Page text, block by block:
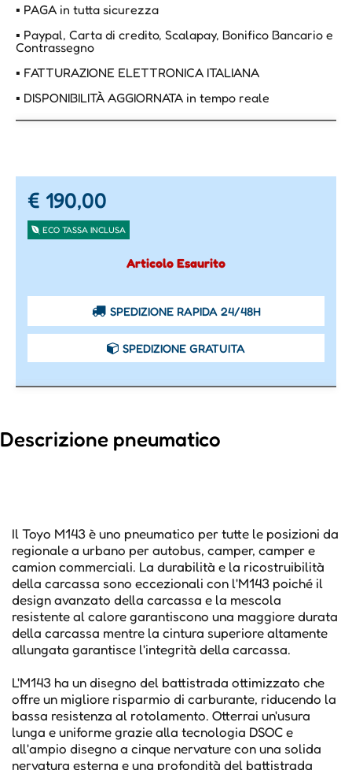
▪ PAGA in tutta sicurezza
▪ Paypal, Carta di credito, Scalapay, Bonifico Bancario e
Contrassegno
▪ FATTURAZIONE ELETTRONICA ITALIANA
▪ DISPONIBILITÀ AGGIORNATA in tempo reale
€ 190,00
ECO TASSA INCLUSA
Articolo Esaurito
SPEDIZIONE RAPIDA 24/48H
SPEDIZIONE GRATUITA
Descrizione pneumatico
Il Toyo M143 è uno pneumatico per tutte le posizioni da
regionale a urbano per autobus, camper, camper e
camion commerciali. La durabilità e la ricostruibilità
della carcassa sono eccezionali con l'M143 poiché il
design avanzato della carcassa e la mescola
resistente al calore garantiscono una maggiore durata
della carcassa mentre la cintura superiore altamente
allungata garantisce l'integrità della carcassa.
L'M143 ha un disegno del battistrada ottimizzato che
offre un migliore risparmio di carburante, riducendo la
bassa resistenza al rotolamento. Otterrai un'usura
lunga e uniforme grazie alla tecnologia DSOC e
all'ampio disegno a cinque nervature con una solida
nervatura esterna e una profondità del battistrada